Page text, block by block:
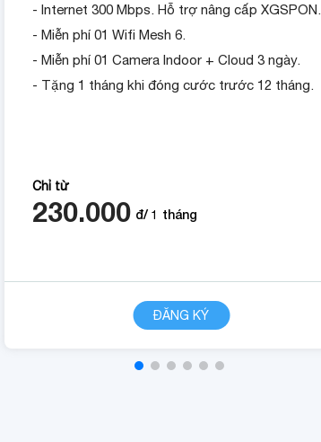
- Internet 300 Mbps. Hỗ trợ nâng cấp XGSPON.
- Miễn phí 01 Wifi Mesh 6.
- Miễn phí 01 Camera Indoor + Cloud 3 ngày.
- Tặng 1 tháng khi đóng cước trước 12 tháng.
Chỉ từ
230.000 đ/1 tháng
ĐĂNG KÝ
CHI TIẾT